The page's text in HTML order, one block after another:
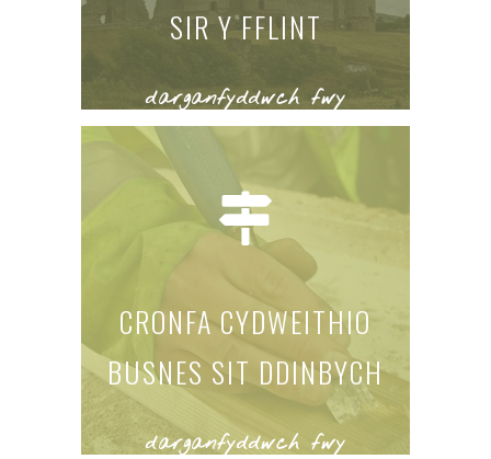
SIR Y FFLINT
darganfyddwch fwy
CRONFA CYDWEITHIO
BUSNES SIT DDINBYCH
darganfyddwch fwy